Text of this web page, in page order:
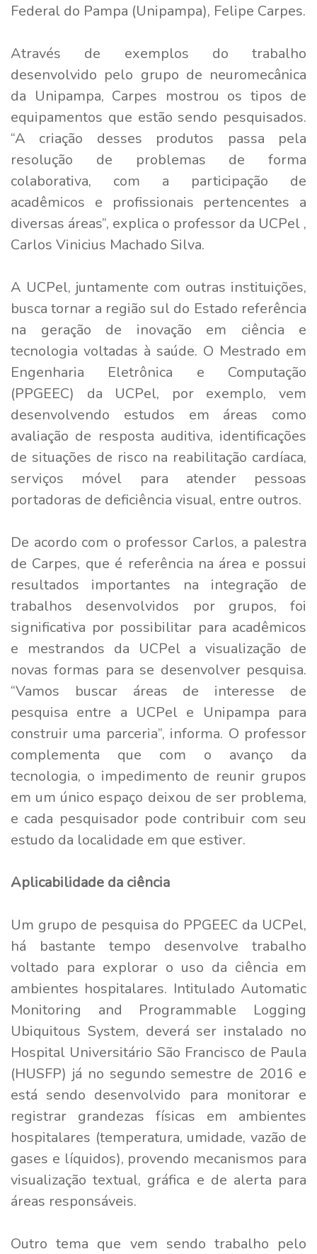
Federal do Pampa (Unipampa), Felipe Carpes.
Através de exemplos do trabalho
desenvolvido pelo grupo de neuromecânica
da Unipampa, Carpes mostrou os tipos de
equipamentos que estão sendo pesquisados.
“A criação desses produtos passa pela
resolução de problemas de forma
colaborativa, com a participação de
acadêmicos e profissionais pertencentes a
diversas áreas”, explica o professor da UCPel ,
Carlos Vinicius Machado Silva.
A UCPel, juntamente com outras instituições,
busca tornar a região sul do Estado referência
na geração de inovação em ciência e
tecnologia voltadas à saúde. O Mestrado em
Engenharia Eletrônica e Computação
(PPGEEC) da UCPel, por exemplo, vem
desenvolvendo estudos em áreas como
avaliação de resposta auditiva, identificações
de situações de risco na reabilitação cardíaca,
serviços móvel para atender pessoas
portadoras de deficiência visual, entre outros.
De acordo com o professor Carlos, a palestra
de Carpes, que é referência na área e possui
resultados importantes na integração de
trabalhos desenvolvidos por grupos, foi
significativa por possibilitar para acadêmicos
e mestrandos da UCPel a visualização de
novas formas para se desenvolver pesquisa.
“Vamos buscar áreas de interesse de
pesquisa entre a UCPel e Unipampa para
construir uma parceria”, informa. O professor
complementa que com o avanço da
tecnologia, o impedimento de reunir grupos
em um único espaço deixou de ser problema,
e cada pesquisador pode contribuir com seu
estudo da localidade em que estiver.
Aplicabilidade da ciência
Um grupo de pesquisa do PPGEEC da UCPel,
há bastante tempo desenvolve trabalho
voltado para explorar o uso da ciência em
ambientes hospitalares. Intitulado Automatic
Monitoring and Programmable Logging
Ubiquitous System, deverá ser instalado no
Hospital Universitário São Francisco de Paula
(HUSFP) já no segundo semestre de 2016 e
está sendo desenvolvido para monitorar e
registrar grandezas físicas em ambientes
hospitalares (temperatura, umidade, vazão de
gases e líquidos), provendo mecanismos para
visualização textual, gráfica e de alerta para
áreas responsáveis.
Outro tema que vem sendo trabalho pelo